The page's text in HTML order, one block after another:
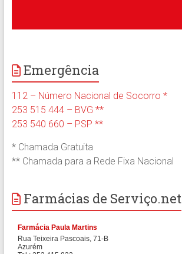
Emergência
112 – Número Nacional de Socorro *
253 515 444 – BVG **
253 540 660 – PSP **
* Chamada Gratuita
** Chamada para a Rede Fixa Nacional
Farmácias de Serviço.net